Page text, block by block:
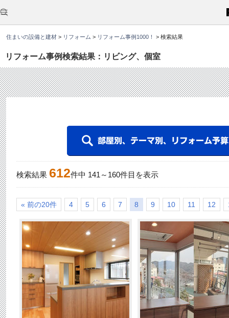
住まいの設備と建材 > リフォーム > リフォーム事例1000！ > 検索結果
リフォーム事例検索結果：リビング、個室
こ
か
ら
文
す
検索結果 612件中 141 ～ 160件目を表示
« 前の20件 4 5 6 7 8 9 10 11 12